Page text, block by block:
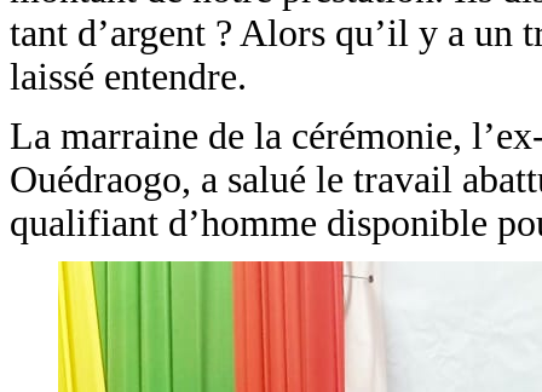
tant d’argent ? Alors qu’il y a un
laissé entendre.
La marraine de la cérémonie,
Ouédraogo, a salué le travail
qualifiant d’homme disponible